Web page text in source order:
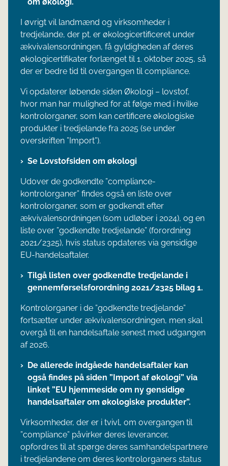
om økologi.
I øvrigt vil landmænd og virksomheder i
tredjelande, der pt. er økologicertificeret under
ækvivalensordningen, få gyldigheden af deres
økologicertifikater forlænget til 1. oktober 2025, så
der er bedre tid til overgangen til compliance.
Vi opdaterer løbende siden Økologi – lovstof,
hvor man har mulighed for at følge med i hvilke
kontrolorganer, som kan certificere økologiske
produkter i tredjelande fra 2025 (se under
overskriften ”Import”).
Se Lovstofsiden om økologi
Udover de godkendte ”compliance-
kontrolorganer” findes også en liste over
kontrolorganer, som er godkendt efter
ækvivalensordningen (som udløber i 2024), og en
liste over ”godkendte tredjelande” (forordning
2021/2325), hvis status opdateres via gensidige
EU-handelsaftaler.
Tilgå listen over godkendte tredjelande i
gennemførselsforordning 2021/2325 bilag 1.
Kontrolorganer i de ”godkendte tredjelande”
fortsætter under ækvivalensordningen, men skal
overgå til en handelsaftale senest med udgangen
af 2026.
De allerede indgåede handelsaftaler kan
også findes på siden ”Import af økologi” via
linket ”EU hjemmeside om ny gensidige
handelsaftaler om økologiske produkter”.
Virksomheder, der er i tvivl, om overgangen til
”compliance” påvirker deres leverancer,
opfordres til at spørge deres samhandelspartnere
i tredjelandene om deres kontrolorganers status